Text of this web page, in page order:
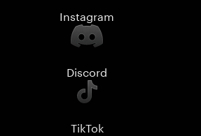
Instagram
Discord
TikTok